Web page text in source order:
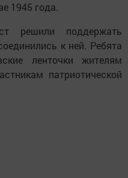
1945 года.
решили поддержать
к ней. Ребята
ленточки жителям
патриотической